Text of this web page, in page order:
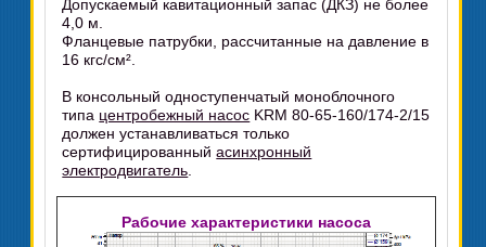
Допускаемый кавитационный запас (ДКЗ) не более
4,0 м.
Фланцевые патрубки, рассчитанные на давление в
16 кгс/см².
В консольный одноступенчатый моноблочного
типа центробежный насос KRM 80-65-160/174-2/15
должен устанавливаться только
сертифицированныйасинхронный
электродвигатель
Рабочие характеристики насоса